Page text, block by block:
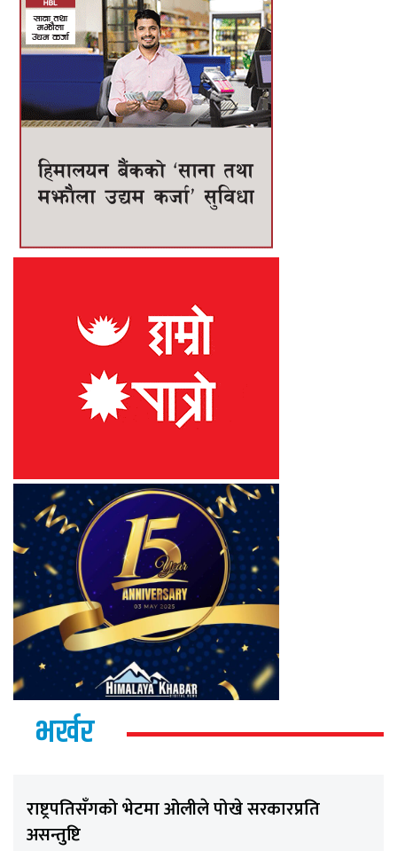
भर्खर
राष्ट्रपतिसँगको भेटमा ओलीले पोखे सरकारप्रति
असन्तुष्टि